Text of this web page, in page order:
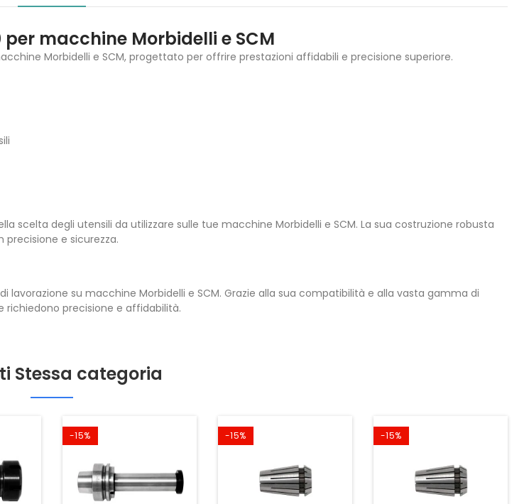
macchine Morbidelli e SCM
Morbidelli e SCM, progettato per offrire prestazioni affidabili e precisione superiore.
scelta degli utensili da utilizzare sulle tue macchine Morbidelli e SCM. La sua costruzione robusta
e sicurezza.
su macchine Morbidelli e SCM. Grazie alla sua compatibilità e alla vasta gamma di
richiedono precisione e affidabilità.
Stessa categoria
-15% -15% -15%